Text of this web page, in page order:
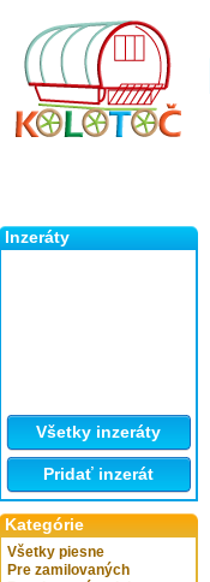
Inzeráty
Všetky inzeráty
Pridať inzerát
Kategórie
Všetky piesne
Pre zamilovaných